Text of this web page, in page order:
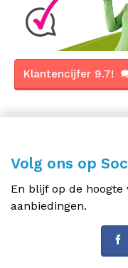
Klantencijfer 9.7!
Volg ons op
En blijf op de
aanbiedingen.